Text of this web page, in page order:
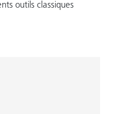
outils classiques